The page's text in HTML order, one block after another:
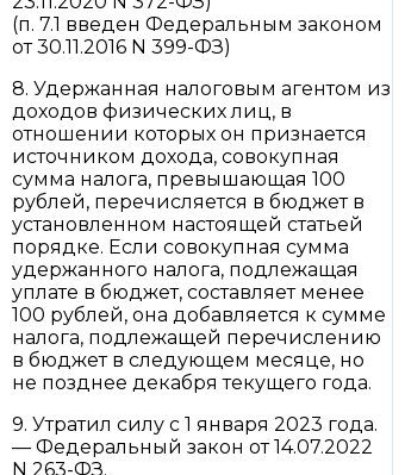
(п. 7.1 введен Федеральным законом
от 30.11.2016 N 399-ФЗ)
8. Удержанная налоговым агентом из
доходов физических лиц, в
отношении которых он признается
источником дохода, совокупная
сумма налога, превышающая 100
рублей, перечисляется в бюджет в
установленном настоящей статьей
порядке. Если совокупная сумма
удержанного налога, подлежащая
уплате в бюджет, составляет менее
100 рублей, она добавляется к сумме
налога, подлежащей перечислению
в бюджет в следующем месяце, но
не позднее декабря текущего года.
9. Утратил силу с 1 января 2023 года.
— Федеральный закон от 14.07.2022
N 263-ФЗ.